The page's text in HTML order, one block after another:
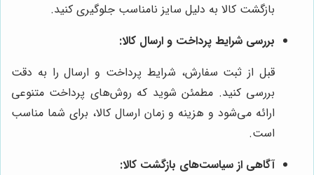
بازگشت کالا به دلیل سایز نامناسب جلوگیری کنید.
بررسی شرایط پرداخت و ارسال کالا:
قبل از ثبت سفارش، شرایط پرداخت و ارسال را به دقت
بررسی کنید. مطمئن شوید که روش‌های پرداخت متنوعی
ارائه می‌شود و هزینه و زمان ارسال کالا، برای شما مناسب
است.
آگاهی از سیاست‌های بازگشت کالا: